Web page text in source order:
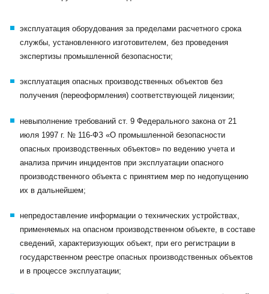
эксплуатация оборудования за пределами расчетного срока
службы, установленного изготовителем, без проведения
экспертизы промышленной безопасности;
эксплуатация опасных производственных объектов без
получения (переоформления) соответствующей лицензии;
невыполнение требований ст. 9 Федерального закона от 21
июля 1997 г. № 116-ФЗ «О промышленной безопасности
опасных производственных объектов» по ведению учета и
анализа причин инцидентов при эксплуатации опасного
производственного объекта с принятием мер по недопущению
их в дальнейшем;
непредоставление информации о технических устройствах,
применяемых на опасном производственном объекте, в составе
сведений, характеризующих объект, при его регистрации в
государственном реестре опасных производственных объектов
и в процессе эксплуатации;